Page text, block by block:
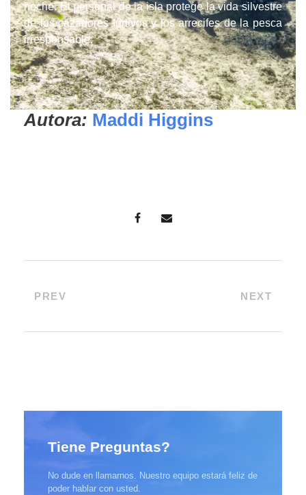
noche. El personal de la isla protege la vida silvestre
de los cazadores furtivos y los arrecifes de la pesca
irresponsable.
Autora: Maddi Higgins
PREV NEXT
Tiene Preguntas?
No dude en llamarnos. Nuestro equipo estará feliz de
poder hablar con usted.